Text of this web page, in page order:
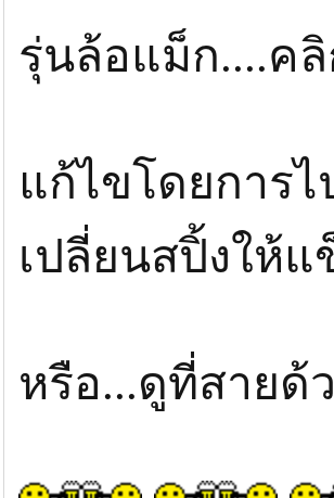
รุ่นล้อแม็ก....คลิ
แก้ไขโดยการ
เปลี่ยนสปิ้งให้
หรือ...ดูที่สายด้